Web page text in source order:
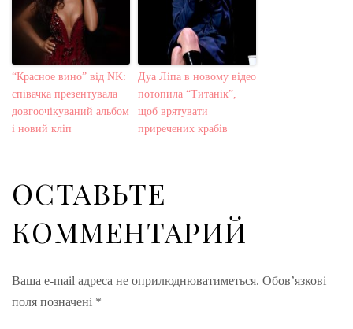
“Красное вино” від NK:
співачка презентувала
довгоочікуваний альбом
і новий кліп
Дуа Ліпа в новому відео
потопила “Титанік”,
щоб врятувати
приречених крабів
ОСТАВЬТЕ
КОММЕНТАРИЙ
Ваша e-mail адреса не оприлюднюватиметься. Обов’язкові
поля позначені *